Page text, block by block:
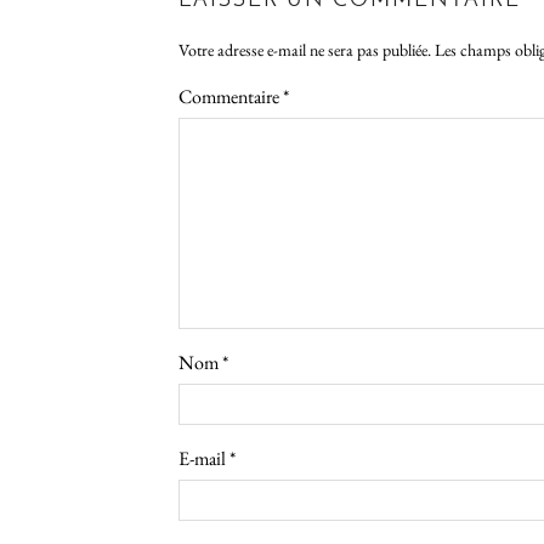
Votre adresse e-mail ne sera pas publiée.Les champs
Commentaire*
Nom*
E-mail*